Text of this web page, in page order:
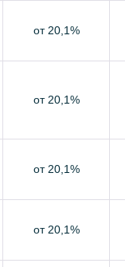
от 20,1%
от 20,1%
от 20,1%
от 20,1%